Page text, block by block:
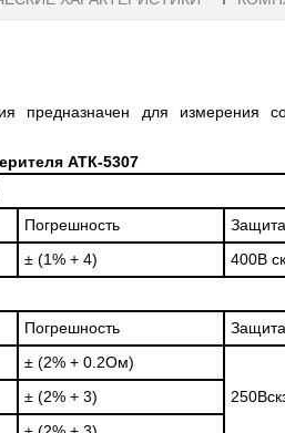
И АНТЕНН, 100 КГЦ ДО 8 ГГЦ
РФ)
Прочитать
предназначен для измерения
АТК-5307
Погрешность
Защита
± (1% + 4)
400В
Погрешность
Защита
± (2% + 0.2Ом)
± (2% + 3)